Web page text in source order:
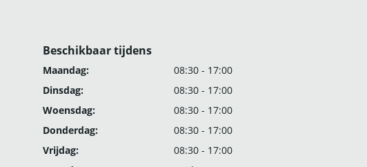
Beschikbaar tijdens
Maandag:
08:30 - 17:00
Dinsdag:
08:30 - 17:00
Woensdag:
08:30 - 17:00
Donderdag:
08:30 - 17:00
Vrijdag:
08:30 - 17:00